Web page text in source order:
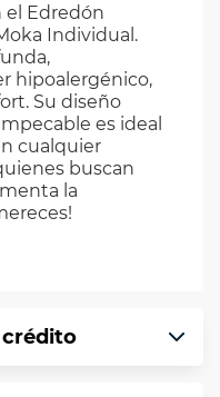
Edredón
Individual.
hipoalergénico,
Su diseño
es ideal
cualquier
buscan
la
crédito